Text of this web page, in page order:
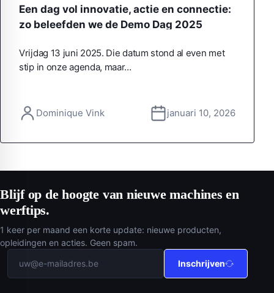
Een dag vol innovatie, actie en connectie:
zo beleefden we de Demo Dag 2025
Vrijdag 13 juni 2025. Die datum stond al even met
stip in onze agenda, maar…
Dominique Vink januari 10, 2026
Blijf op de hoogte van nieuwe machines en
werftips.
1 keer per maand een korte update: nieuwe producten,
opleidingen en acties. Geen spam.
Inschrijven